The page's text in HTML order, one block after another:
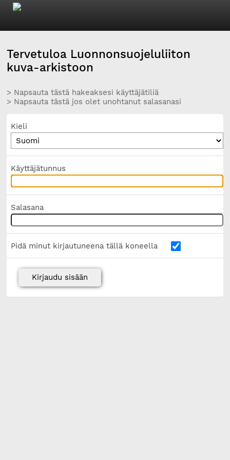
Tervetuloa Luonnonsuojeluliiton
kuva-arkistoon
> Napsauta tästä hakeaksesi käyttäjätiliä
> Napsauta tästä jos olet unohtanut salasanasi
Kieli
Käyttäjätunnus
Salasana
Pidä minut kirjautuneena tällä koneella